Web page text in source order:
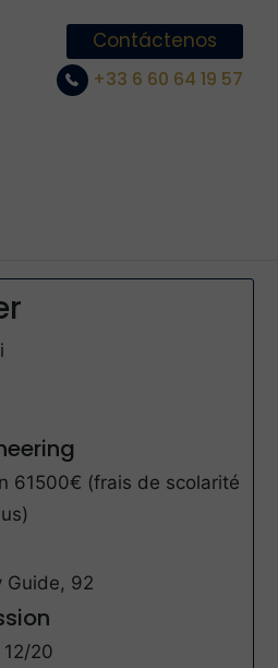
Contáctenos
+33 6 60 64 19 57
61500€ (frais de scolarité
Guide, 92
20